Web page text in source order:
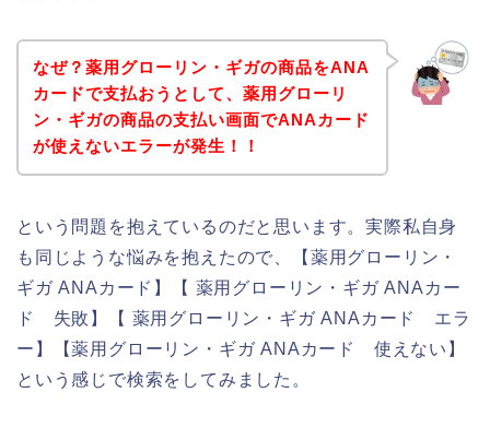
なぜ？薬用グローリン・ギガの商品をANA
カードで支払おうとして、薬用グローリ
ン・ギガの商品の支払い画面でANAカード
が使えないエラーが発生！！
という問題を抱えているのだと思います。実際私自身
も同じような悩みを抱えたので、【薬用グローリン・
ギガ ANAカード】【 薬用グローリン・ギガ ANAカー
ド 失敗】【 薬用グローリン・ギガ ANAカード エラ
ー】【薬用グローリン・ギガ ANAカード 使えない】
という感じで検索をしてみました。